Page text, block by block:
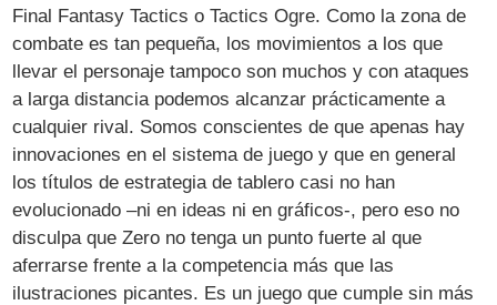
Final Fantasy Tactics o Tactics Ogre. Como la zona de
combate es tan pequeña, los movimientos a los que
llevar el personaje tampoco son muchos y con ataques
a larga distancia podemos alcanzar prácticamente a
cualquier rival. Somos conscientes de que apenas hay
innovaciones en el sistema de juego y que en general
los títulos de estrategia de tablero casi no han
evolucionado –ni en ideas ni en gráficos-, pero eso no
disculpa que Zero no tenga un punto fuerte al que
aferrarse frente a la competencia más que las
ilustraciones picantes. Es un juego que cumple sin más